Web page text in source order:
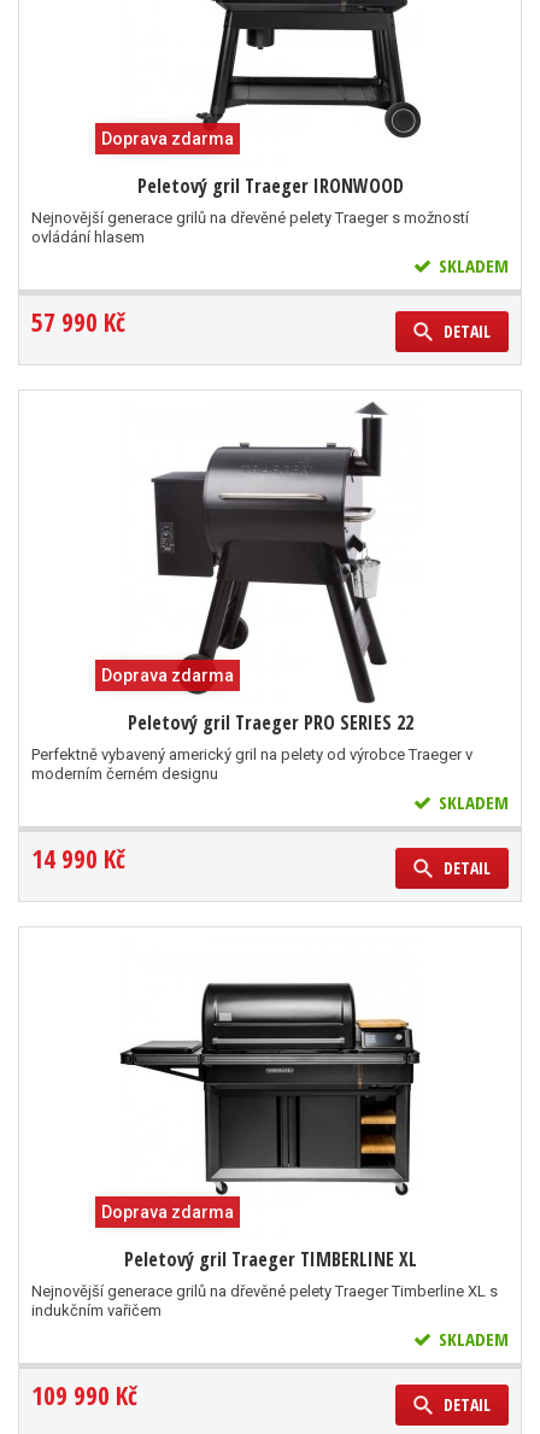
Doprava zdarma
Peletový gril Traeger IRONWOOD
Nejnovější generace grilů na dřevěné pelety Traeger s možností
ovládání hlasem
SKLADEM
57 990 Kč DETAIL
Doprava zdarma
Peletový gril Traeger PRO SERIES 22
Perfektně vybavený americký gril na pelety od výrobce Traeger v
moderním černém designu
SKLADEM
14 990 Kč DETAIL
Doprava zdarma
Peletový gril Traeger TIMBERLINE XL
Nejnovější generace grilů na dřevěné pelety Traeger Timberline XL s
indukčním vařičem
SKLADEM
109 990 Kč DETAIL